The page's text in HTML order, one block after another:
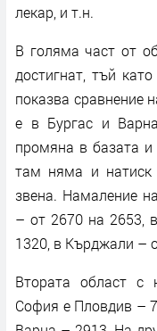
лекар, и т.н.
В голяма част от
достигнат, тъй
показва сравнение
е в Бургас и
промяна в базата
там няма и натиск
звена. Намаление
– от 2670 на 2653,
1320, в Кърджали –
Втората област с
София е Пловдив –